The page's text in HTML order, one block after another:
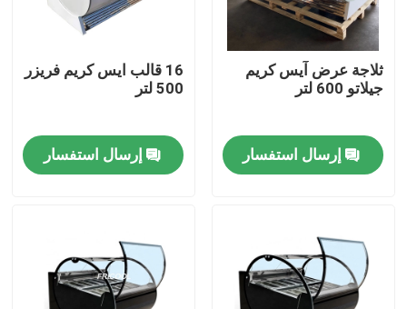
اتصل بنا
حالة عرض مخبز مبردة
تجار باب زجاجي
ثلاجة عرض آيس كريم
جيلاتو 600 لتر
إرسال استفسار
16 قالب ايس كريم فريزر
500 لتر
إرسال استفسار